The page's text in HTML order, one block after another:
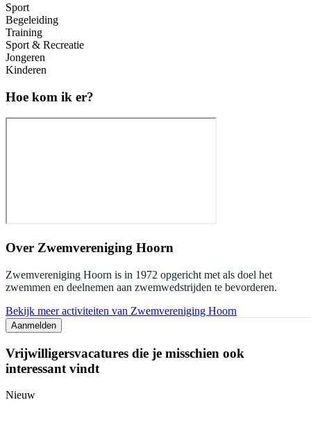
Sport
Begeleiding
Training
Sport & Recreatie
Jongeren
Kinderen
Hoe kom ik er?
Over Zwemvereniging Hoorn
Zwemvereniging Hoorn is in 1972 opgericht met als doel het
zwemmen en deelnemen aan zwemwedstrijden te bevorderen.
Bekijk meer activiteiten van Zwemvereniging Hoorn
Aanmelden
Vrijwilligersvacatures die je misschien ook
interessant vindt
Nieuw